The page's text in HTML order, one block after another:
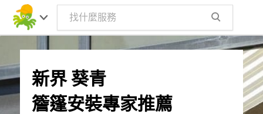
新界 葵青
簷篷安裝專家推薦